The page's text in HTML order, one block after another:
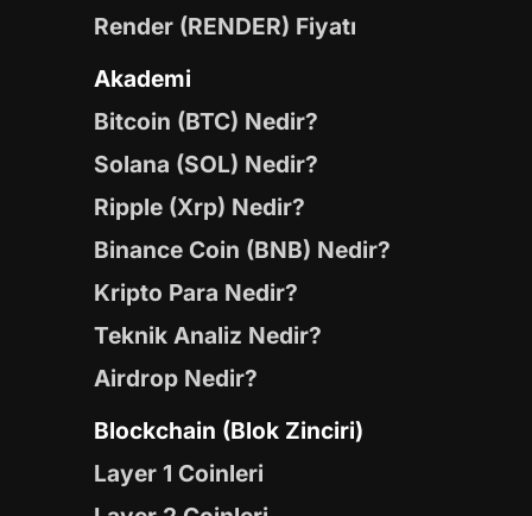
Render (RENDER) Fiyatı
Akademi
Bitcoin (BTC) Nedir?
Solana (SOL) Nedir?
Ripple (Xrp) Nedir?
Binance Coin (BNB) Nedir?
Kripto Para Nedir?
Teknik Analiz Nedir?
Airdrop Nedir?
Blockchain (Blok Zinciri)
Layer 1 Coinleri